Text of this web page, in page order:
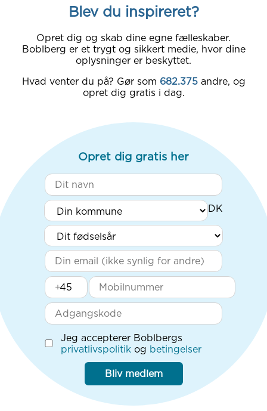
Blev du inspireret?
Opret dig og skab dine egne fælleskaber.
Boblberg er et trygt og sikkert medie, hvor dine
oplysninger er beskyttet.
Hvad venter du på? Gør som 682.375 andre, og
opret dig gratis i dag.
Opret dig gratis her
+
Jeg accepterer Boblbergs
privatlivspolitik og betingelser
Bliv medlem